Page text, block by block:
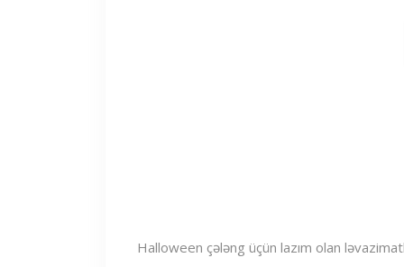
Halloween çələng üçün lazım olan